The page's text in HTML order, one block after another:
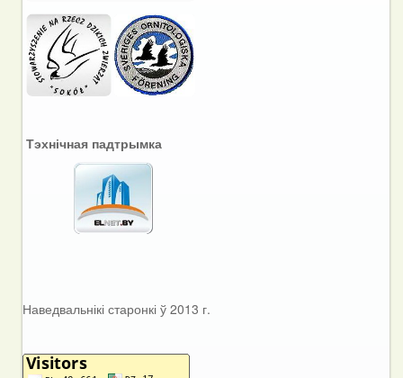
Тэхнічная падтрымка
Наведвальнікі старонкі ў 2013 г.